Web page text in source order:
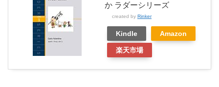
か ラダーシリーズ
created by Rinker
Kindle Amazon
楽天市場